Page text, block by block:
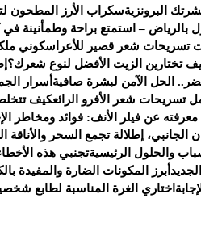
البرونزيةسكراب الأرز المطحون
بالرياض – استمتع براحة وطمأنينة
تسريحات شعر قصير للأعراسكوني
تختارين الزيت الأفضل لنوع شعرك؟
الحل الآمن لبشرة صافية أسرار
تسريحات شعر الأفرو الرائعكيف
عن فيلر الأنف: فوائد ومخاطر
الجانبي، إطلالة تجمع السحر والأناقة
والحلول الرئيسيةتجنبي هذه
أبرز المكونات الضارة والمفيدة
اختاري الغرة المناسبة لطابع